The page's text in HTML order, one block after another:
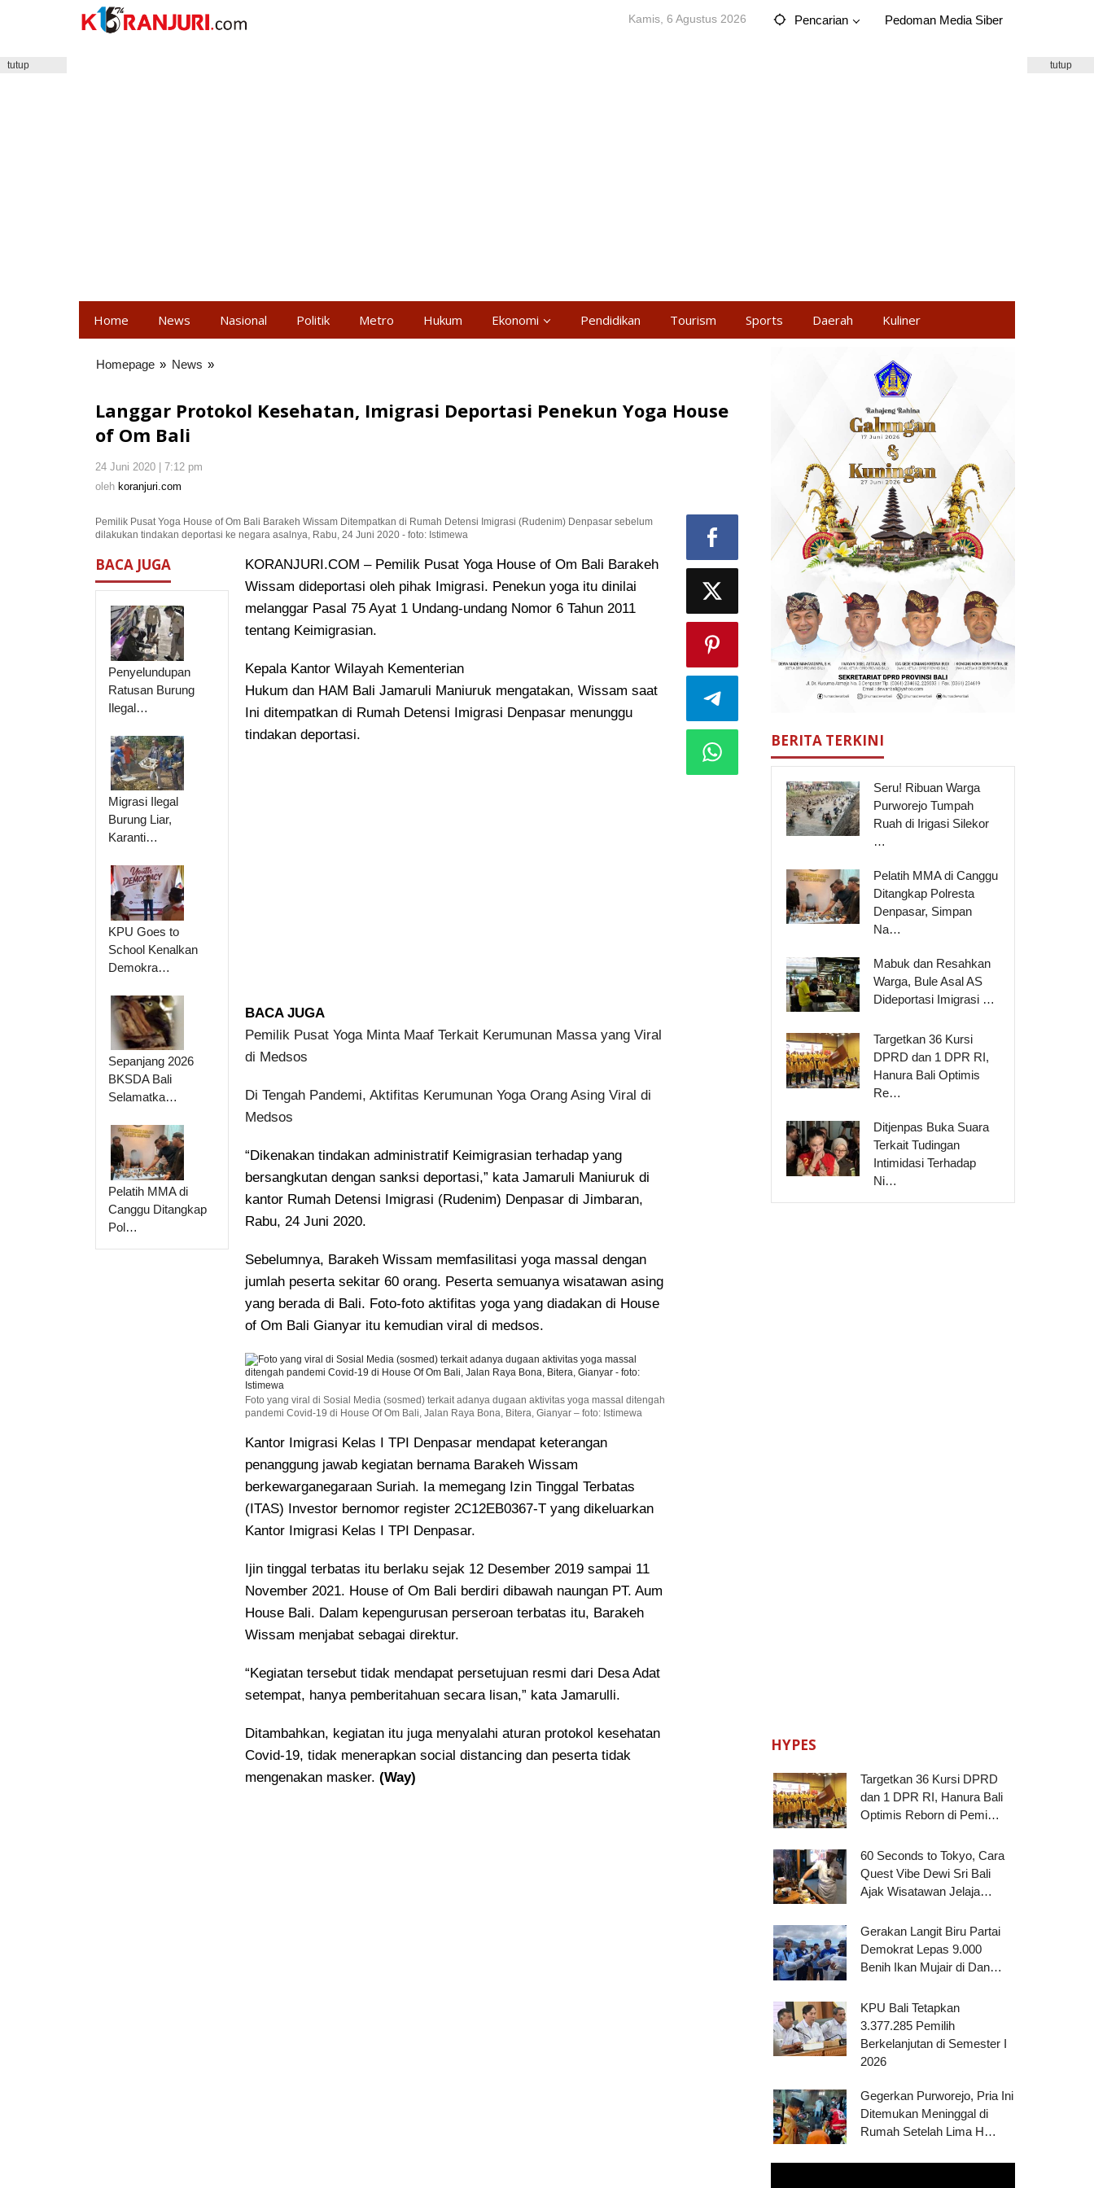
Kamis, 6 Agustus 2026 Pencarian Pedoman Media Siber
Home News Nasional Politik Metro Hukum Ekonomi Pendidikan Tourism Sports Daerah Kuliner
tutup tutup
Homepage » News »
Imigrasi
Om
Langgar Protokol Kesehatan, Imigrasi Deportasi Penekun Yoga House
of Om Bali
24 Juni 2020 | 7:12 pm
oleh koranjuri.com
Pemilik Pusat Yoga House of Om Bali Barakeh Wissam Ditempatkan di Rumah Detensi Imigrasi (Rudenim) Denpasar sebelum
dilakukan tindakan deportasi ke negara asalnya, Rabu, 24 Juni 2020 - foto: Istimewa
BACA JUGA
Penyelundupan
Ratusan Burung
Ilegal…
Migrasi Ilegal
Burung Liar,
Karanti…
KPU Goes to
School Kenalkan
Demokra…
Sepanjang 2026
BKSDA Bali
Selamatka…
Pelatih MMA di
Canggu Ditangkap
Pol…
KORANJURI.COM – Pemilik Pusat Yoga House of Om Bali Barakeh
Wissam dideportasi oleh pihak Imigrasi. Penekun yoga itu dinilai
melanggar Pasal 75 Ayat 1 Undang-undang Nomor 6 Tahun 2011
tentang Keimigrasian.
Kepala Kantor Wilayah Kementerian
Hukum dan HAM Bali Jamaruli Maniuruk mengatakan, Wissam saat
Ini ditempatkan di Rumah Detensi Imigrasi Denpasar menunggu
tindakan deportasi.
BACA JUGA
Pemilik Pusat Yoga Minta Maaf Terkait Kerumunan Massa yang Viral
di Medsos
Di Tengah Pandemi, Aktifitas Kerumunan Yoga Orang Asing Viral di
Medsos
“Dikenakan tindakan administratif Keimigrasian terhadap yang
bersangkutan dengan sanksi deportasi,” kata Jamaruli Maniuruk di
kantor Rumah Detensi Imigrasi (Rudenim) Denpasar di Jimbaran,
Rabu, 24 Juni 2020.
Sebelumnya, Barakeh Wissam memfasilitasi yoga massal dengan
jumlah peserta sekitar 60 orang. Peserta semuanya wisatawan asing
yang berada di Bali. Foto-foto aktifitas yoga yang diadakan di House
of Om Bali Gianyar itu kemudian viral di medsos.
Foto yang viral di Sosial Media (sosmed) terkait adanya dugaan aktivitas yoga massal ditengah
pandemi Covid-19 di House Of Om Bali, Jalan Raya Bona, Bitera, Gianyar – foto: Istimewa
Kantor Imigrasi Kelas I TPI Denpasar mendapat keterangan
penanggung jawab kegiatan bernama Barakeh Wissam
berkewarganegaraan Suriah. Ia memegang Izin Tinggal Terbatas
(ITAS) Investor bernomor register 2C12EB0367-T yang dikeluarkan
Kantor Imigrasi Kelas I TPI Denpasar.
Ijin tinggal terbatas itu berlaku sejak 12 Desember 2019 sampai 11
November 2021. House of Om Bali berdiri dibawah naungan PT. Aum
House Bali. Dalam kepengurusan perseroan terbatas itu, Barakeh
Wissam menjabat sebagai direktur.
“Kegiatan tersebut tidak mendapat persetujuan resmi dari Desa Adat
setempat, hanya pemberitahuan secara lisan,” kata Jamarulli.
Ditambahkan, kegiatan itu juga menyalahi aturan protokol kesehatan
Covid-19, tidak menerapkan social distancing dan peserta tidak
mengenakan masker.(Way)
BERITA TERKINI
Seru! Ribuan Warga
Purworejo Tumpah
Ruah di Irigasi Silekor
…
Pelatih MMA di Canggu
Ditangkap Polresta
Denpasar, Simpan
Na…
Mabuk dan Resahkan
Warga, Bule Asal AS
Dideportasi Imigrasi …
Targetkan 36 Kursi
DPRD dan 1 DPR RI,
Hanura Bali Optimis
Re…
Ditjenpas Buka Suara
Terkait Tudingan
Intimidasi Terhadap
Ni…
HYPES
Targetkan 36 Kursi DPRD
dan 1 DPR RI, Hanura Bali
Optimis Reborn di Pemi…
60 Seconds to Tokyo, Cara
Quest Vibe Dewi Sri Bali
Ajak Wisatawan Jelaja…
Gerakan Langit Biru Partai
Demokrat Lepas 9.000
Benih Ikan Mujair di Dan…
KPU Bali Tetapkan
3.377.285 Pemilih
Berkelanjutan di Semester I
2026
Gegerkan Purworejo, Pria Ini
Ditemukan Meninggal di
Rumah Setelah Lima H…